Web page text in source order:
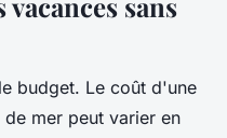
budget. Le coût d'une
mer peut varier en